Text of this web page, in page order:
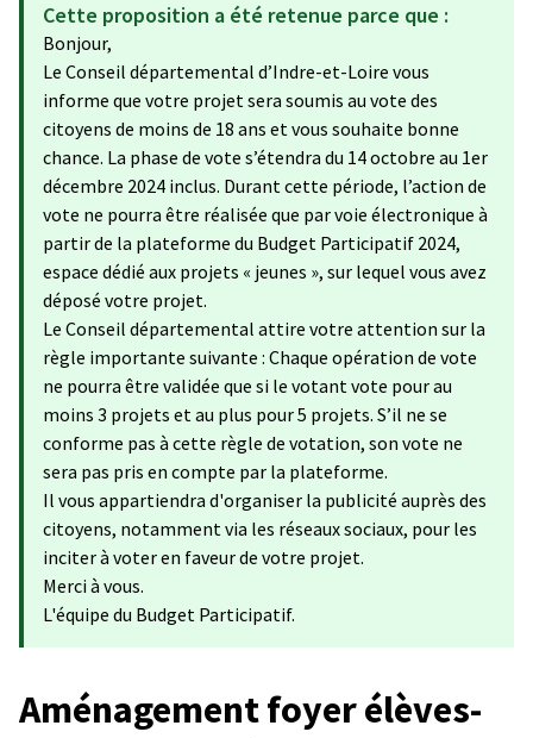
Cette proposition a été retenue parce que :
Bonjour,
Le Conseil départemental d’Indre-et-Loire vous
informe que votre projet sera soumis au vote des
citoyens de moins de 18 ans et vous souhaite bonne
chance. La phase de vote s’étendra du 14 octobre au 1er
décembre 2024 inclus. Durant cette période, l’action de
vote ne pourra être réalisée que par voie électronique à
partir de la plateforme du Budget Participatif 2024,
espace dédié aux projets « jeunes », sur lequel vous avez
déposé votre projet.
Le Conseil départemental attire votre attention sur la
règle importante suivante : Chaque opération de vote
ne pourra être validée que si le votant vote pour au
moins 3 projets et au plus pour 5 projets. S’il ne se
conforme pas à cette règle de votation, son vote ne
sera pas pris en compte par la plateforme.
Il vous appartiendra d'organiser la publicité auprès des
citoyens, notamment via les réseaux sociaux, pour les
inciter à voter en faveur de votre projet.
Merci à vous.
L'équipe du Budget Participatif.
Aménagement foyer élèves-